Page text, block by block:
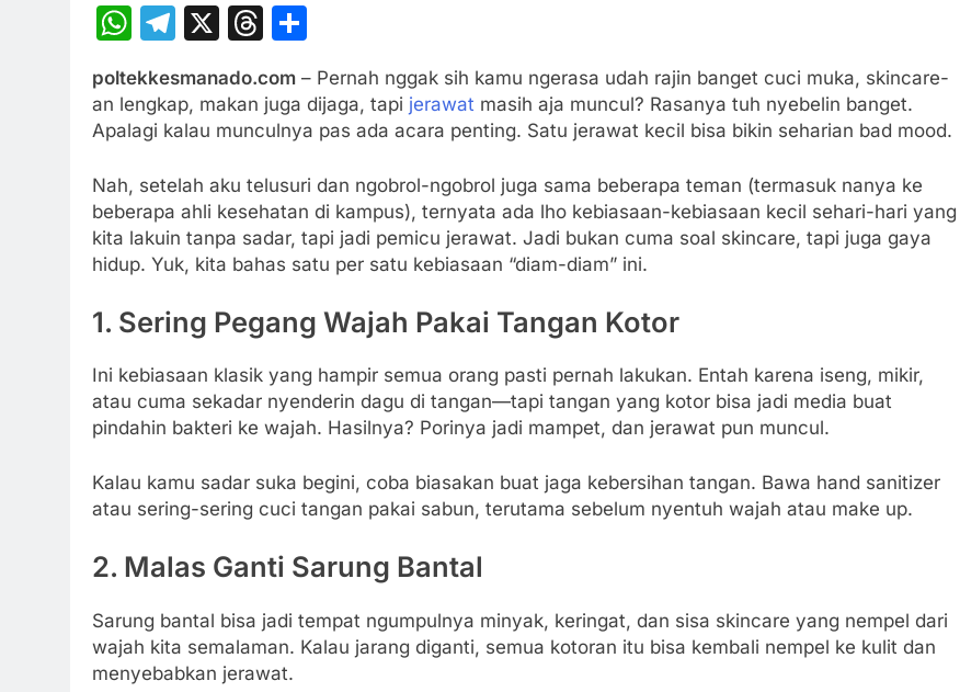
WhatsApp
Telegram
X Threads
poltekkesmanado.com – Pernah nggak sih kamu ngerasa udah rajin banget cuci muka, skincare-
an lengkap, makan juga dijaga, tapi jerawat masih aja muncul? Rasanya tuh nyebelin banget.
Apalagi kalau munculnya pas ada acara penting. Satu jerawat kecil bisa bikin seharian bad mood.
Nah, setelah aku telusuri dan ngobrol-ngobrol juga sama beberapa teman (termasuk nanya ke
beberapa ahli kesehatan di kampus), ternyata ada lho kebiasaan-kebiasaan kecil sehari-hari yang
kita lakuin tanpa sadar, tapi jadi pemicu jerawat. Jadi bukan cuma soal skincare, tapi juga gaya
hidup. Yuk, kita bahas satu per satu kebiasaan “diam-diam” ini.
1. Sering Pegang Wajah Pakai Tangan Kotor
Ini kebiasaan klasik yang hampir semua orang pasti pernah lakukan. Entah karena iseng, mikir,
atau cuma sekadar nyenderin dagu di tangan—tapi tangan yang kotor bisa jadi media buat
pindahin bakteri ke wajah. Hasilnya? Porinya jadi mampet, dan jerawat pun muncul.
Kalau kamu sadar suka begini, coba biasakan buat jaga kebersihan tangan. Bawa hand sanitizer
atau sering-sering cuci tangan pakai sabun, terutama sebelum nyentuh wajah atau make up.
2. Malas Ganti Sarung Bantal
Sarung bantal bisa jadi tempat ngumpulnya minyak, keringat, dan sisa skincare yang nempel dari
wajah kita semalaman. Kalau jarang diganti, semua kotoran itu bisa kembali nempel ke kulit dan
menyebabkan jerawat.